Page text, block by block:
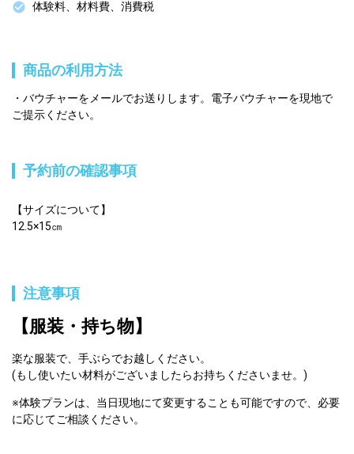
体験料、材料費、消費税
商品の利用方法
バウチャーをメールでお送りします。電子バウチャーを現地で
ご提示ください。
予約前の確認事項
【サイズについて】
12.5×15㎝
注意事項
【服装・持ち物】
楽な服装で、手ぶらでお越しください。
(もし使いたい材料がございましたらお持ちくださいませ。)
※体験プランは、当日現地にて変更することも可能ですので、必要
に応じてご相談ください。